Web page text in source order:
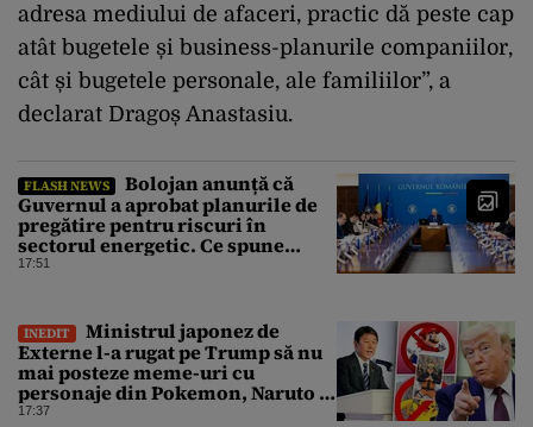
adresa mediului de afaceri, practic dă peste cap
atât bugetele și business-planurile companiilor,
cât și bugetele personale, ale familiilor”, a
declarat Dragoș Anastasiu.
FLASH NEWS
Bolojan anunță că
Guvernul a aprobat planurile de
pregătire pentru riscuri în
sectorul energetic. Ce spune
premierul despre consumul
17:51
INEDIT
Ministrul japonez de
Externe l-a rugat pe Trump să nu
mai posteze meme-uri cu
personaje din Pokemon, Naruto și
Mario pe platformele social-
17:37